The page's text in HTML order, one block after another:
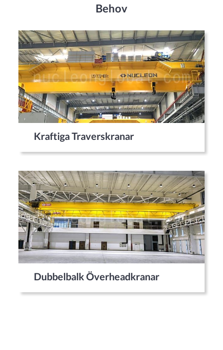
Behov
Kraftiga Traverskranar
Dubbelbalk Överheadkranar